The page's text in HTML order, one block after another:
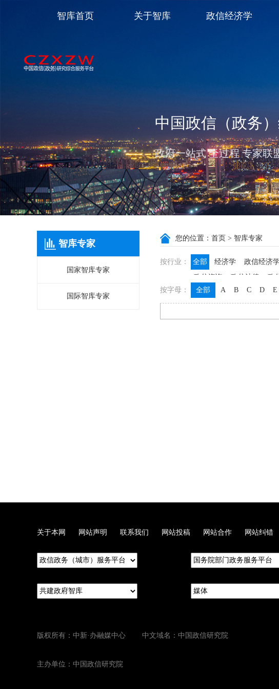
中国政信（政务
政府一站式 全过程 专家联
智库首页 关于智库 政信经济学
智库专家
国家智库专家
国际智库专家
您的位置： 首页 > 智库专家
按行业： 全部 经济学 政信经济
政信咨询
政信法律 政
按字母：
全部 A B C D E
关于本网 网站声明 联系我们 网站投稿 网站合作 网站纠错
版权所有：中新·办融媒中心 中文域名：中国政信研究院
主办单位：中国政信研究院